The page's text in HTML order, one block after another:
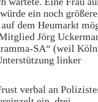
ein noch
auf dem Heumarkt
Jörg
SA“ (weil
linker
verbal an